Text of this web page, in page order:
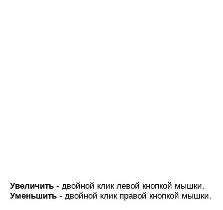
Увеличить - двойной клик левой кнопкой мышки.
Уменьшить - двойной клик правой кнопкой мышки.